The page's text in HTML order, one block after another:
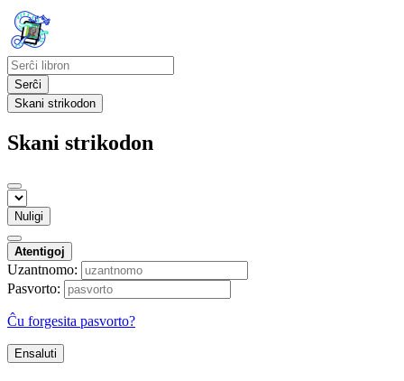
Serĉi
Skani strikodon
Skani strikodon
Nuligi
Atentigoj
Uzantnomo:
Pasvorto:
Ĉu forgesita pasvorto?
Ensaluti